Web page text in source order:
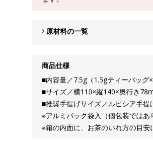
原材料の一覧
商品仕様
■内容量／7.5g（1.5gティーバッグ
■サイズ／横110×縦140×奥行き
■推奨手提げサイズ／ルピシア手提
※アルミパック袋入（個包装ではあ
※箱の内面に、お茶のいれ方の目安